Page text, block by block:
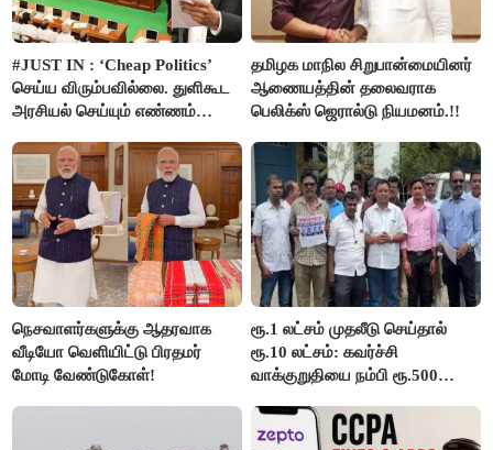
#JUST IN : ‘Cheap Politics’
செய்ய விரும்பவில்லை. துளிகூட
அரசியல் செய்யும் எண்ணம்
விஜய் பதில்!
தமிழக மாநில சிறுபான்மையினர்
ஆணையத்தின் தலைவராக
பெலிக்ஸ் ஜெரால்டு நியமனம்.!!
நெசவாளர்களுக்கு ஆதரவாக
வீடியோ வெளியிட்டு பிரதமர்
மோடி வேண்டுகோள்!
ரூ.1 லட்சம் முதலீடு செய்தால்
ரூ.10 லட்சம்: கவர்ச்சி
வாக்குறுதியை நம்பி ரூ.500
மக்கள்!